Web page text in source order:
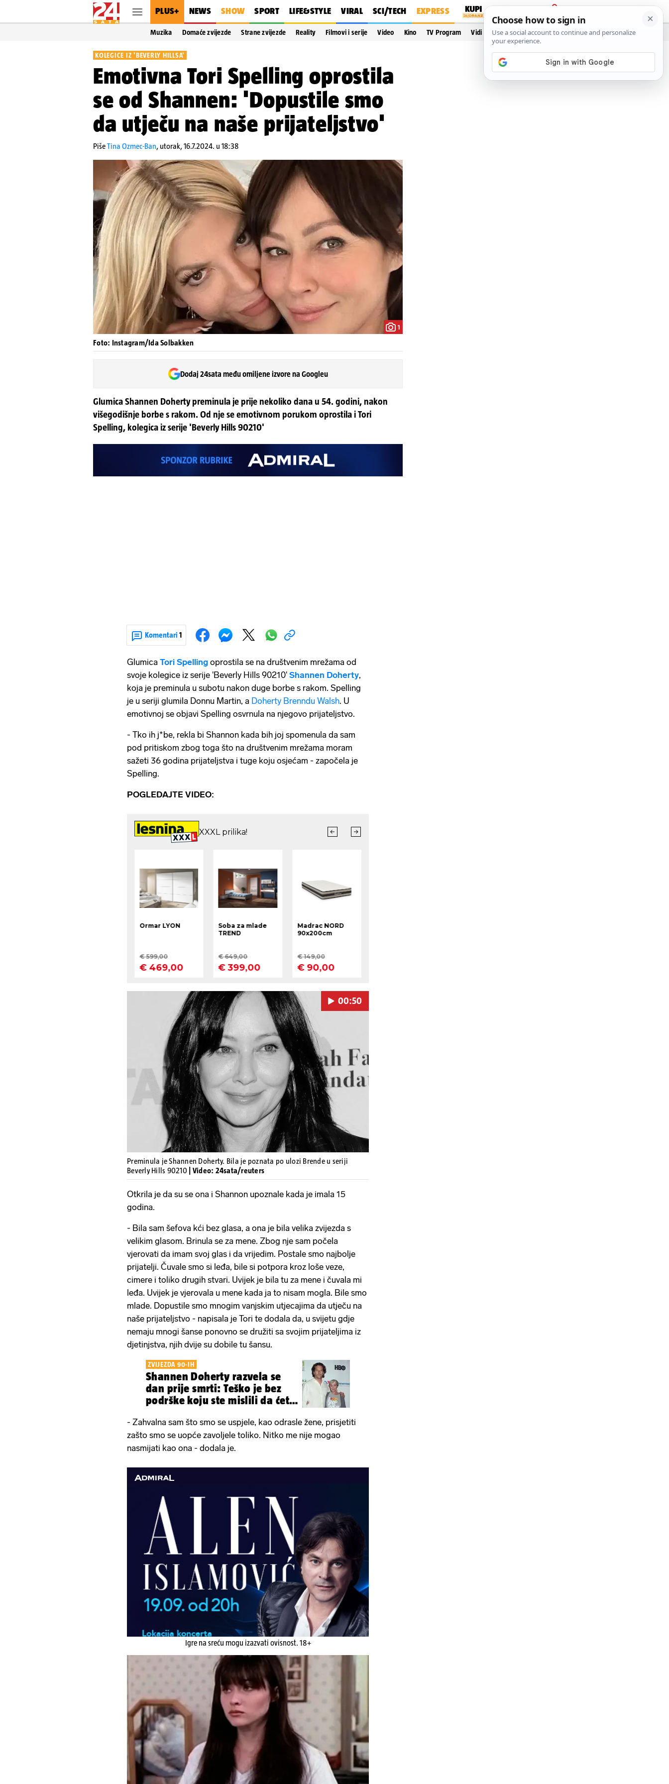
PLUS+ NEWS SHOW SPORT LIFE&STYLE VIRAL SCI/TECH EXPRESS
PRIJAVA
Muzika Domaće zvijezde Strane zvijezde Reality Filmovi i serije Video Kino TV Program Vidi još…
KOLEGICE IZ 'BEVERLY HILLSA'
Emotivna Tori Spelling oprostila
se od Shannen: 'Dopustile smo
da utječu na naše prijateljstvo'
PišeTina Ozmec-Ban, utorak, 16.7.2024. u 18:38
1
Foto: Instagram/Ida Solbakken
Dodaj 24sata među omiljene izvore na Googleu
Glumica Shannen Doherty preminula je prije nekoliko dana u 54. godini, nakon
višegodišnje borbe s rakom. Od nje se emotivnom porukom oprostila i Tori
Spelling, kolegica iz serije 'Beverly Hills 90210'
Komentari 1
Glumica Tori Spelling oprostila se na društvenim mrežama od
svoje kolegice iz serije 'Beverly Hills 90210' Shannen Doherty,
koja je preminula u subotu nakon duge borbe s rakom. Spelling
je u seriji glumila Donnu Martin, a Doherty Brenndu Walsh. U
emotivnoj se objavi Spelling osvrnula na njegovo prijateljstvo.
- Tko ih j*be, rekla bi Shannon kada bih joj spomenula da sam
pod pritiskom zbog toga što na društvenim mrežama moram
sažeti 36 godina prijateljstva i tuge koju osjećam - započela je
Spelling.
POGLEDAJTE VIDEO:
Pokretanje videa...
00:50
Preminula je Shannen Doherty. Bila je poznata po ulozi Brende u seriji
Beverly Hills 90210
| Video: 24sata/reuters
Otkrila je da su se ona i Shannon upoznale kada je imala 15
godina.
- Bila sam šefova kći bez glasa, a ona je bila velika zvijezda s
velikim glasom. Brinula se za mene. Zbog nje sam počela
vjerovati da imam svoj glas i da vrijedim. Postale smo najbolje
prijatelji. Čuvale smo si leđa, bile si potpora kroz loše veze,
cimere i toliko drugih stvari. Uvijek je bila tu za mene i čuvala mi
leđa. Uvijek je vjerovala u mene kada ja to nisam mogla. Bile smo
mlade. Dopustile smo mnogim vanjskim utjecajima da utječu na
naše prijateljstvo - napisala je Tori te dodala da, u svijetu gdje
nemaju mnogi šanse ponovno se družiti sa svojim prijateljima iz
djetinjstva, njih dvije su dobile tu šansu.
ZVIJEZDA 90-IH
Shannen Doherty razvela se
dan prije smrti: Teško je bez
podrške koju ste mislili da ćete
- Zahvalna sam što smo se uspjele, kao odrasle žene, prisjetiti
zašto smo se uopće zavoljele toliko. Nitko me nije mogao
nasmijati kao ona - dodala je.
Igre na sreću mogu izazvati ovisnost. 18+